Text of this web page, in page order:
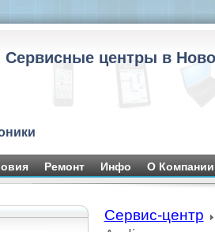
Сервисные центры в
Ремонт Инфо О Компании
Сервис-центр